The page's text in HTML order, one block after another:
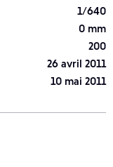
1/640
0 mm
200
26 avril 2011
10 mai 2011